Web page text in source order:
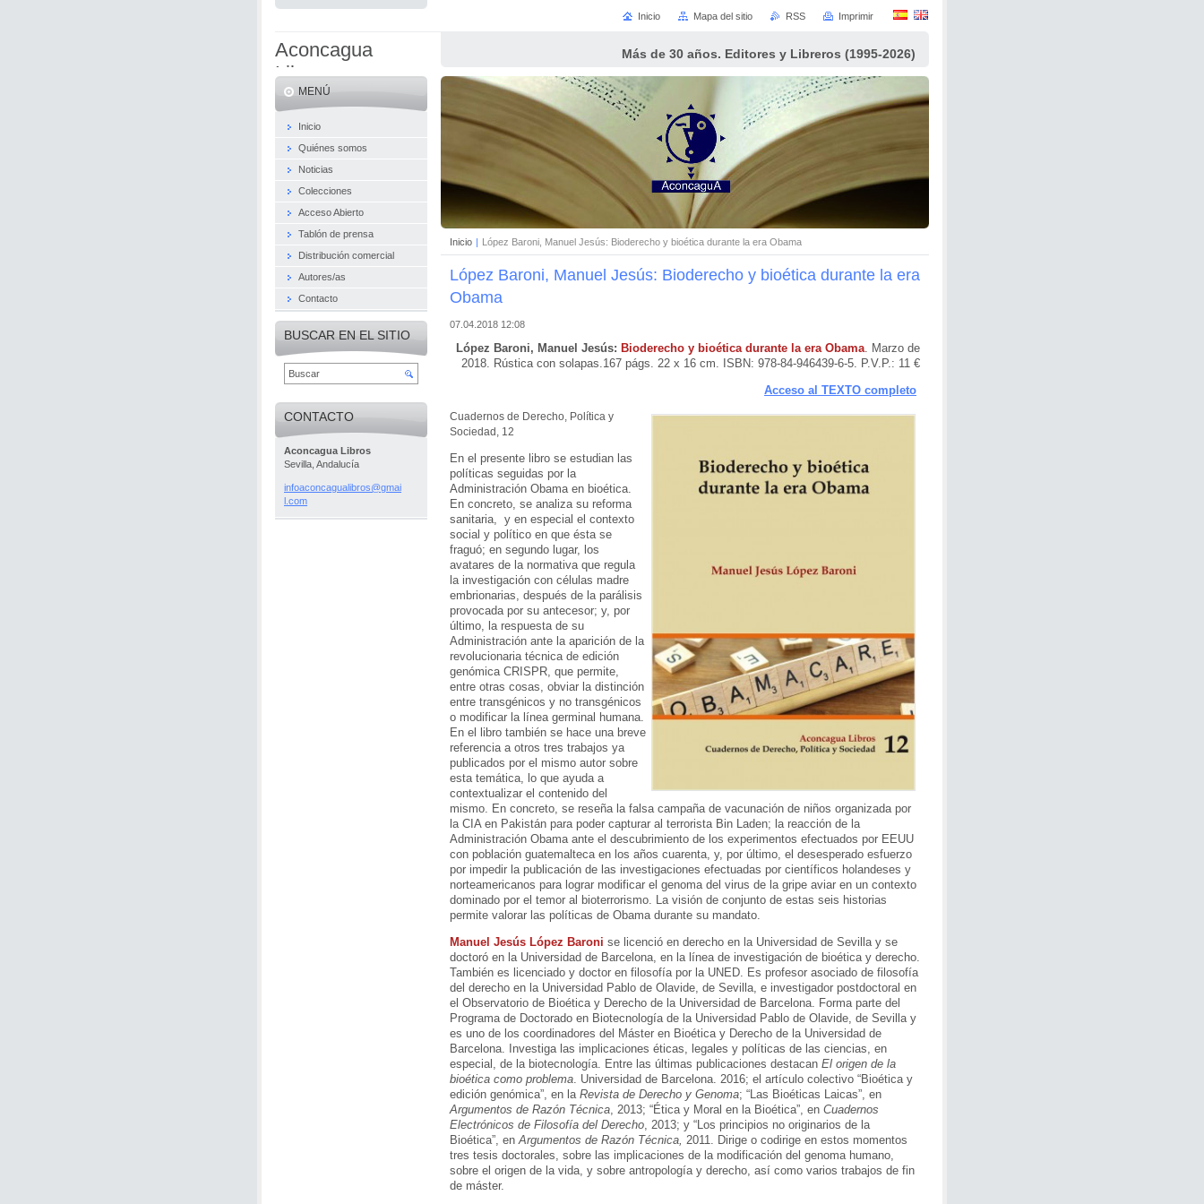
Aconcagua
Libros
Más de 30 años. Editores y Libreros (1995-2026)
Inicio | López Baroni, Manuel Jesús: Bioderecho y bioética durante la era Obama
López Baroni, Manuel Jesús: Bioderecho y bioética durante la era
Obama
07.04.2018 12:08
López Baroni, Manuel Jesús: Bioderecho y bioética durante la era Obama . Marzo de
2018. Rústica con solapas.167 págs. 22 x 16 cm. ISBN: 978-84-946439-6-5. P.V.P.: 11 €
Acceso al TEXTO completo
Cuadernos de Derecho, Política y
Sociedad, 12
En el presente libro se estudian las
políticas seguidas por la
Administración Obama en bioética.
En concreto, se analiza su reforma
sanitaria, y en especial el contexto
social y político en que ésta se
fraguó; en segundo lugar, los
avatares de la normativa que regula
la investigación con células madre
embrionarias, después de la parálisis
provocada por su antecesor; y, por
último, la respuesta de su
Administración ante la aparición de la
revolucionaria técnica de edición
genómica CRISPR, que permite,
entre otras cosas, obviar la distinción
entre transgénicos y no transgénicos
o modificar la línea germinal humana.
En el libro también se hace una breve
referencia a otros tres trabajos ya
publicados por el mismo autor sobre
esta temática, lo que ayuda a
contextualizar el contenido del
mismo. En concreto, se reseña la falsa campaña de vacunación de niños organizada por
la CIA en Pakistán para poder capturar al terrorista Bin Laden; la reacción de la
Administración Obama ante el descubrimiento de los experimentos efectuados por EEUU
con población guatemalteca en los años cuarenta, y, por último, el desesperado esfuerzo
por impedir la publicación de las investigaciones efectuadas por científicos holandeses y
norteamericanos para lograr modificar el genoma del virus de la gripe aviar en un contexto
dominado por el temor al bioterrorismo. La visión de conjunto de estas seis historias
permite valorar las políticas de Obama durante su mandato.
Manuel Jesús López Baroni se licenció en derecho en la Universidad de Sevilla y se
doctoró en la Universidad de Barcelona, en la línea de investigación de bioética y derecho.
También es licenciado y doctor en filosofía por la UNED. Es profesor asociado de filosofía
del derecho en la Universidad Pablo de Olavide, de Sevilla, e investigador postdoctoral en
el Observatorio de Bioética y Derecho de la Universidad de Barcelona. Forma parte del
Programa de Doctorado en Biotecnología de la Universidad Pablo de Olavide, de Sevilla y
es uno de los coordinadores del Máster en Bioética y Derecho de la Universidad de
Barcelona. Investiga las implicaciones éticas, legales y políticas de las ciencias, en
especial, de la biotecnología. Entre las últimas publicaciones destacan El origen de la
bioética como problema. Universidad de Barcelona. 2016; el artículo colectivo “Bioética y
edición genómica”, en la Revista de Derecho y Genoma; “Las Bioéticas Laicas”, en
Argumentos de Razón Técnica, 2013; “Ética y Moral en la Bioética”, en Cuadernos
Electrónicos de Filosofía del Derecho, 2013; y “Los principios no originarios de la
Bioética”, enArgumentos de Razón Técnica, 2011. Dirige o codirige en estos momentos
tres tesis doctorales, sobre las implicaciones de la modificación del genoma humano,
sobre el origen de la vida, y sobre antropología y derecho, así como varios trabajos de fin
de máster.
MENÚ
Inicio
Quiénes somos
Noticias
Colecciones
Acceso Abierto
Tablón de prensa
Distribución comercial
Autores/as
Contacto
BUSCAR EN EL SITIO
CONTACTO
Aconcagua Libros
Sevilla, Andalucía
infoaconcagualibros@gmai
l.com
Inicio Mapa del sitio RSS Imprimir